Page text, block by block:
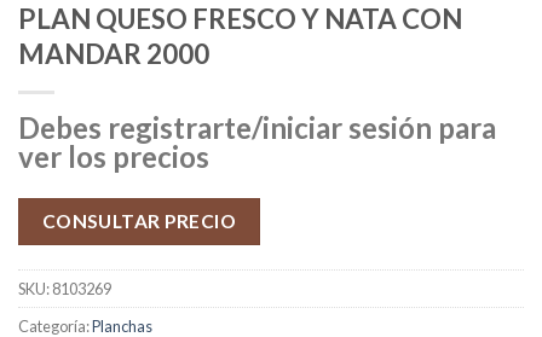
PLAN QUESO FRESCO Y NATA CON
MANDAR 2000
Debes registrarte/iniciar sesión para
ver los precios
CONSULTAR PRECIO
SKU:8103269
Categoría:Planchas